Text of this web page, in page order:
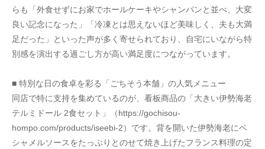
らも「外食せずにお家でホールケーキやシャンパンと並べ、大変
良い記念になった」「冷凍とは思えないほど美味しく、夫も大満
足だった」といった声が多く寄せられており、自宅にいながら特
別感を演出する過ごし方が高い満足度につながっています。
■ 特別な日の食卓を彩る「ごちそう本舗」の人気メニュー
同店で特に支持を集めているのが、看板商品の「大きい伊勢海老
テルミドール 2食セット」（https://gochisou-
hompo.com/products/iseebi-2）です。背を開いた伊勢海老にベ
シャメルソースをたっぷりとのせて焼き上げたフランス料理の定